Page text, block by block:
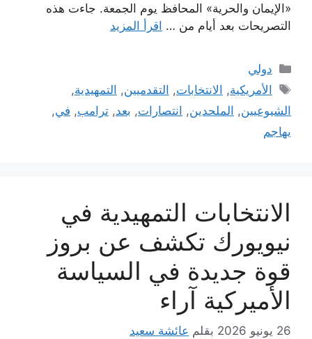
«الإيمان والحرية» المحافظ يوم الجمعة. جاءت هذه
التصريحات بعد أيام من … اقرأ المزيد
التصنيفات
دولي
الوسوم
الأمريكية, الانتخابات, التقدميين, التمهيدية,
الشيوعيين, الملحدين, انتصارات, بعد, ترامب, في,
يهاجم
الانتخابات التمهيدية في
نيويورك تكشف عن بروز
قوة جديدة في السياسة
الأميركية آراء
26 يونيو 2026 بقلم عائشة سعيد